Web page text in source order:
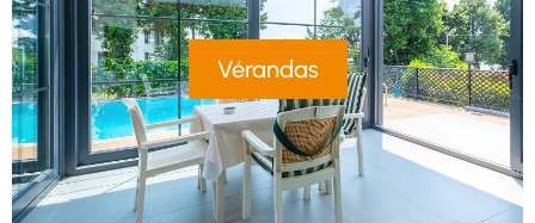
Vérandas